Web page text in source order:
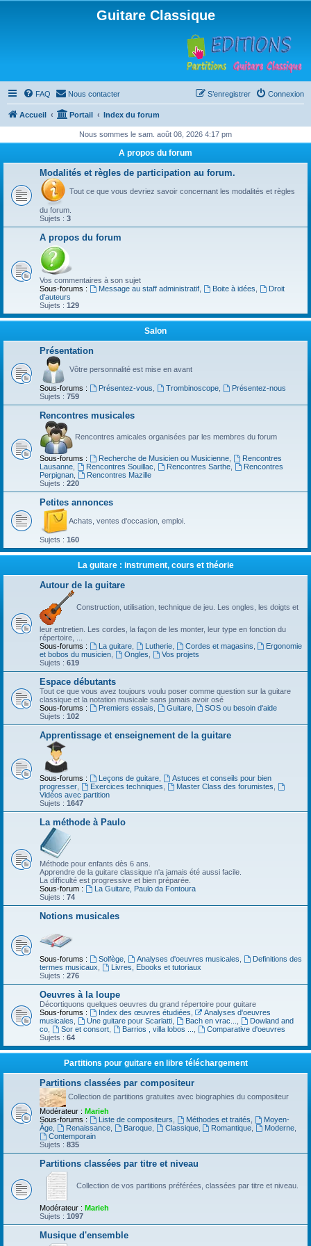
Guitare Classique
FAQ Nous contacter Connexion
S’enregistrer
Accueil Portail Index du forum
Nous sommes le sam. août 08, 2026 4:17 pm
A propos du forum
Modalités et règles de participation au forum.
Tout ce que vous devriez savoir concernant les modalités et règles
du forum.
Sujets : 3
A propos du forum
Vos commentaires à son sujet
Sous-forums :
Message au staff administratif, Boite à idées
Droit
d'auteurs
Sujets : 129
Salon
Présentation
Vôtre personnalité est mise en avant
Sous-forums : Présentez-vous Trombinoscope,
Présentez-nous
Sujets : 759
Rencontres musicales
Rencontres amicales organisées par les membres du forum
Sous-forums : Recherche de Musicien ou Musicienne,
Rencontres
Lausanne
Rencontres Souillac Rencontres Sarthe,
Rencontres
Perpignan
Rencontres Mazille
Sujets : 220
Petites annonces
Achats, ventes d'occasion, emploi.
Sujets : 160
La guitare : instrument, cours et théorie
Autour de la guitare
Construction, utilisation, technique de jeu. Les ongles, les doigts et
leur entretien. Les cordes, la façon de les monter, leur type en fonction du
répertoire, ...
Sous-forums :
La guitare, Lutherie, Cordes et magasins
Ergonomie
et bobos du musicien
Ongles
Vos projets
Sujets : 619
Espace débutants
Tout ce que vous avez toujours voulu poser comme question sur la guitare
classique et la notation musicale sans jamais avoir osé
Sous-forums :
Premiers essais Guitare,
SOS ou besoin d'aide
Sujets : 102
Apprentissage et enseignement de la guitare
Sous-forums : Leçons de guitare,
Astuces et conseils pour bien
progresser
Exercices techniques Master Class des forumistes
Vidéos avec partition
Sujets : 1647
La méthode à Paulo
Méthode pour enfants dès 6 ans.
Apprendre de la guitare classique n'a jamais été aussi facile.
La difficulté est progressive et bien préparée.
Sous-forum :
La Guitare, Paulo da Fontoura
Sujets : 74
Notions musicales
Sous-forums : Solfège, Analyses d'oeuvres musicales
Definitions des
termes musicaux
Livres, Ebooks et tutoriaux
Sujets : 276
Oeuvres à la loupe
Décortiquons quelques oeuvres du grand répertoire pour guitare
Sous-forums :
Index des œuvres étudiées
Analyses d'oeuvres
musicales
Une guitare pour Scarlatti, Bach en vrac...
Dowland and
co
Sor et consort, Barrios , villa lobos ...
Comparative d'oeuvres
Sujets : 64
Partitions pour guitare en libre téléchargement
Partitions classées par compositeur
Collection de partitions gratuites avec biographies du compositeur
Modérateur : Marieh
Sous-forums :
Liste de compositeurs Méthodes et traités
Moyen-
Âge
Renaissance, Baroque, Classique, Romantique Moderne
Contemporain
Sujets : 835
Partitions classées par titre et niveau
Collection de vos partitions préférées, classées par titre et niveau.
Modérateur : Marieh
Sujets : 1097
Musique d'ensemble